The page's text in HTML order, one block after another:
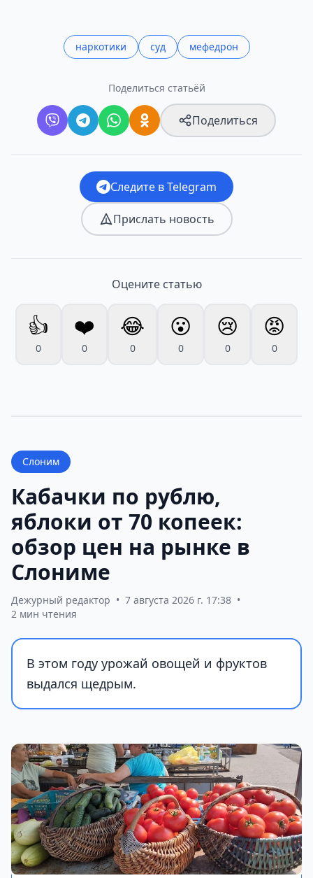
наркотики суд мефедрон
Поделиться статьёй
Поделиться
Следите в Telegram
Прислать новость
Оцените статью
👍
0
❤️
0
😂
0
😮
0
😢
0
😡
0
Слоним
Кабачки по рублю,
яблоки от 70 копеек:
обзор цен на рынке в
Слониме
Дежурный редактор • 7 августа 2026 г. 17:38 •
2 мин чтения
В этом году урожай овощей и фруктов
выдался щедрым.